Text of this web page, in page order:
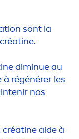
sont la
diminue au
régénérer les
nos
aide à